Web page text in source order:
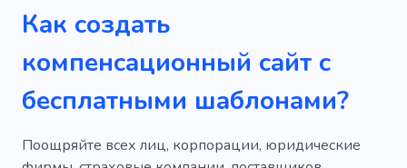
Управление людьми
Человеческие ресурсы
Зарплата
Консалтинг
Приобретение таланта
Начисление заработной платы
Охранник
Как создать
компенсационный сайт с
бесплатными шаблонами?
Поощряйте всех лиц, корпорации, юридические